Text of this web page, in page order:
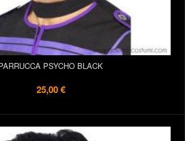
PSYCHO BLACK
25,00 €